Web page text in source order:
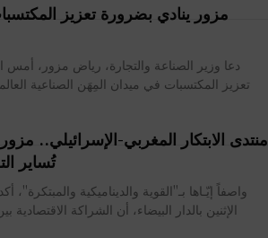
مزور ينادي بضرورة تعزيز
تعزيز المكتسبات في ميدان المِهَن الصناعية
منتدى الابتكار المغربي-الإسرائيلي..
تُساير
واصفاً إيّـاها بـ"القوية والديناميكية
الإثنين بالدار البيضاء، أن الشراكة